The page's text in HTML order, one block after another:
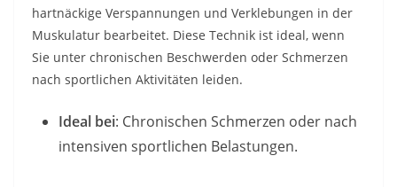
hartnäckige Verspannungen und Verklebungen in der
Muskulatur bearbeitet. Diese Technik ist ideal, wenn
Sie unter chronischen Beschwerden oder Schmerzen
nach sportlichen Aktivitäten leiden.
Ideal bei: Chronischen Schmerzen oder nach
intensiven sportlichen Belastungen.